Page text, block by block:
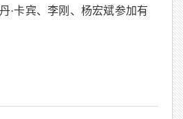
·卡宾、李刚、杨宏斌参加有